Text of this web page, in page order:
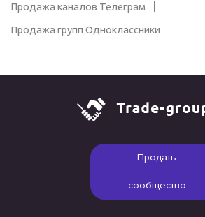
Продажа каналов Телеграм
Продажа групп Одноклассники
Продать
сообщество